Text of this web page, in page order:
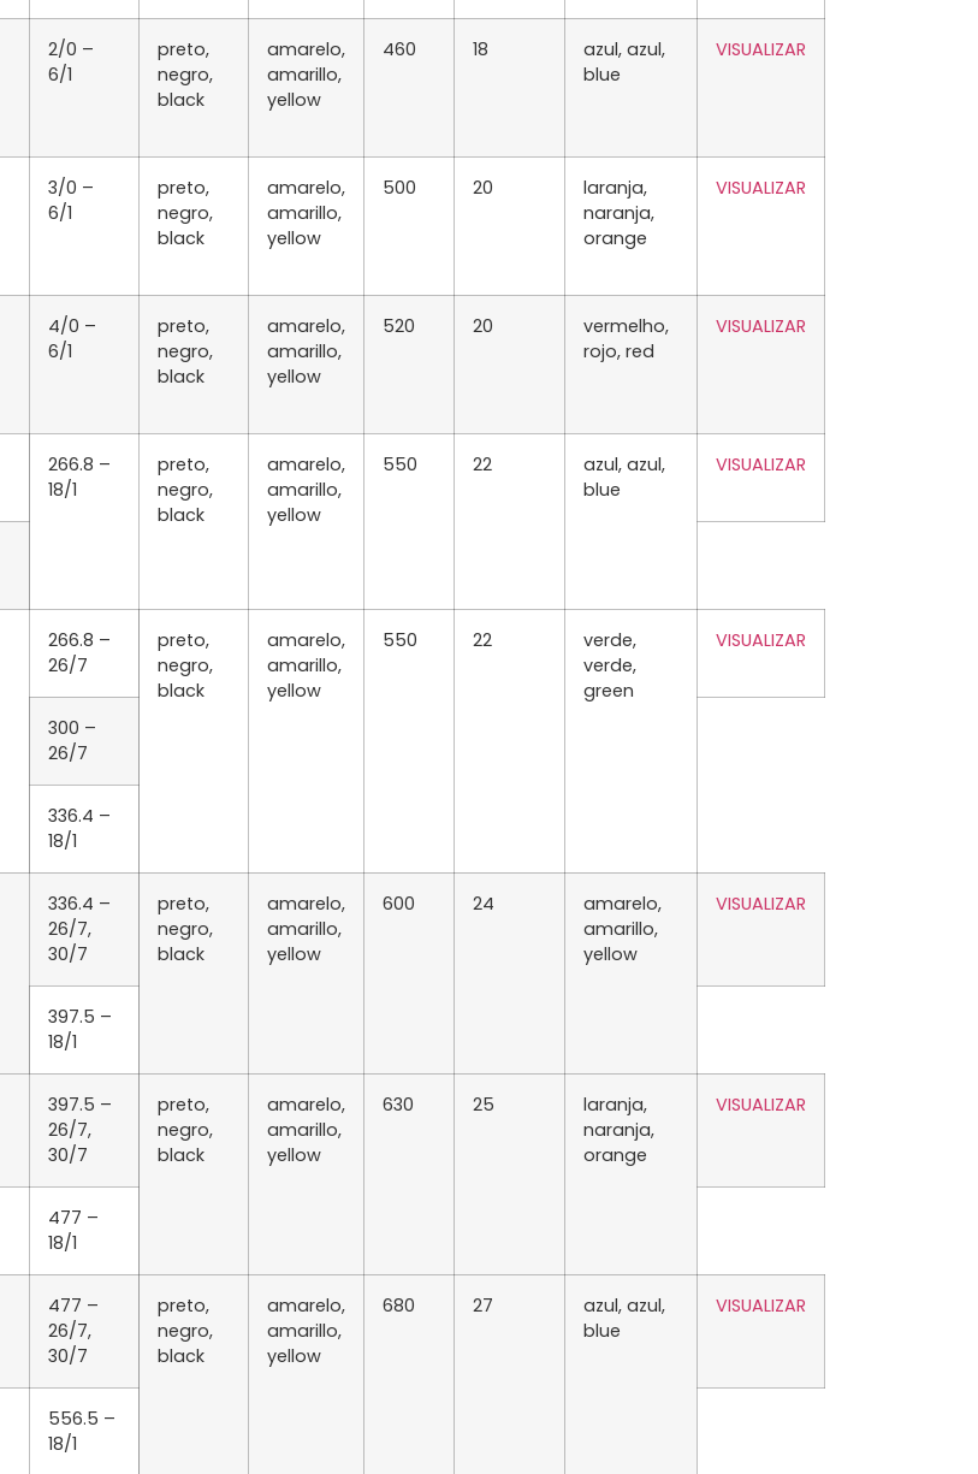
2/0 –
6/1
preto,
negro,
black
amarelo,
amarillo,
yellow
460 18
azul, azul,
blue
VISUALIZAR
3/0 –
6/1
preto,
negro,
black
amarelo,
amarillo,
yellow
500 20
laranja,
naranja,
orange
VISUALIZAR
4/0 –
6/1
preto,
negro,
black
amarelo,
amarillo,
yellow
520 20
vermelho,
rojo, red
VISUALIZAR
266.8 –
18/1
preto,
negro,
black
amarelo,
amarillo,
yellow
550 22
azul, azul,
blue
VISUALIZAR
266.8 –
26/7
preto,
negro,
black
amarelo,
amarillo,
yellow
550 22
verde,
verde,
green
VISUALIZAR
300 –
26/7
336.4 –
18/1
336.4 –
26/7,
30/7
preto,
negro,
black
amarelo,
amarillo,
yellow
600 24
amarelo,
amarillo,
yellow
VISUALIZAR
397.5 –
18/1
397.5 –
26/7,
30/7
preto,
negro,
black
amarelo,
amarillo,
yellow
630 25
laranja,
naranja,
orange
VISUALIZAR
477 –
18/1
477 –
26/7,
30/7
preto,
negro,
black
amarelo,
amarillo,
yellow
680 27
azul, azul,
blue
VISUALIZAR
556.5 –
18/1